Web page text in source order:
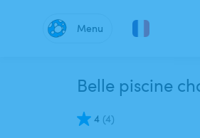
Menu
Belle piscine
4 (4)